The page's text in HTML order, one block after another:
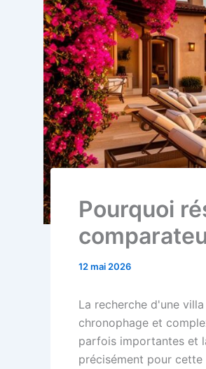
Pourquoi
12 mai 2026
La recherche d'une
chronophage et
parfois importantes et
précisément pour